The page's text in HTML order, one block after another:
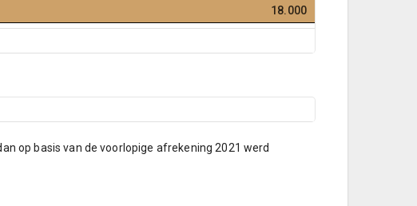
18.000
op basis van de voorlopige afrekening 2021 werd